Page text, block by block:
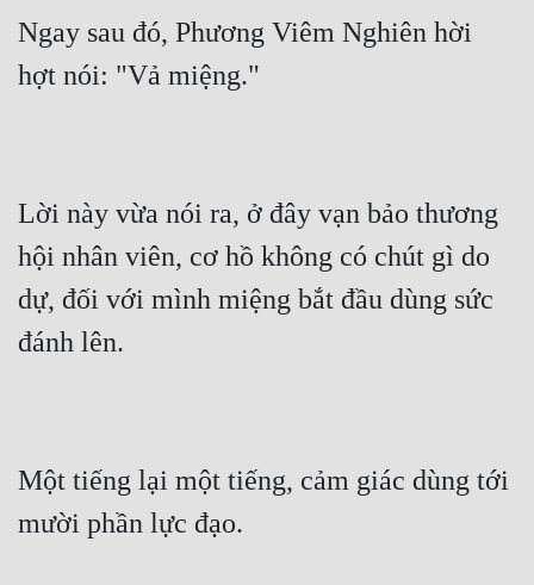
Ngay sau đó, Phương Viêm Nghiên hời
hợt nói: "Vả miệng."
Lời này vừa nói ra, ở đây vạn bảo thương
hội nhân viên, cơ hồ không có chút gì do
dự, đối với mình miệng bắt đầu dùng sức
đánh lên.
Một tiếng lại một tiếng, cảm giác dùng tới
mười phần lực đạo.